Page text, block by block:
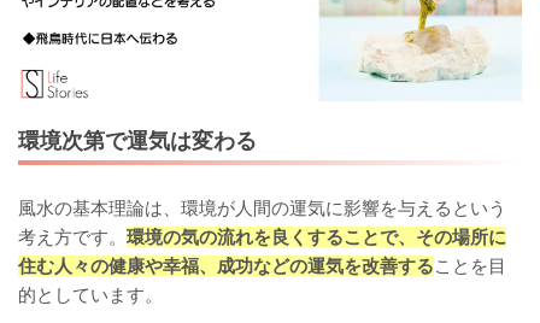
環境次第で運気は変わる
風水の基本理論は、環境が人間の運気に影響を与えるという
考え方です。 環境の気の流れを良くすることで、その場所に
住む人々の健康や幸福、成功などの運気を改善することを目
的としています。